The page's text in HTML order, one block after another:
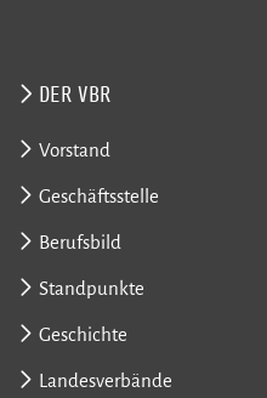
DER VBR
Vorstand
Geschäftsstelle
Berufsbild
Standpunkte
Geschichte
Landesverbände